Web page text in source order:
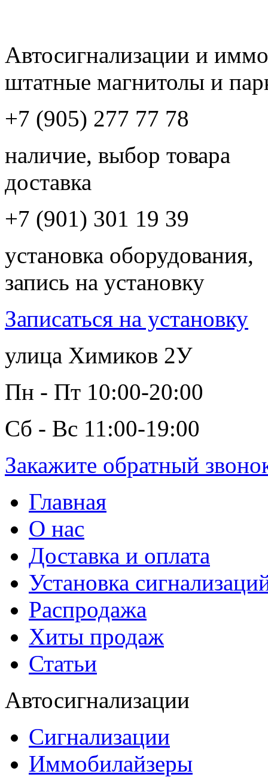
Автосигнализации и
штатные магнитолы и
+7 (905) 277 77 78
наличие, выбор товара
доставка
+7 (901) 301 19 39
установка оборудования,
запись на установку
Записаться на установку
улица Химиков 2У
Пн - Пт 10:00-20:00
Сб - Вс 11:00-19:00
Закажите обратный
Главная
О нас
Доставка и оплата
Установка
Распродажа
Хиты продаж
Статьи
Автосигнализации
Сигнализации
Иммобилайзеры